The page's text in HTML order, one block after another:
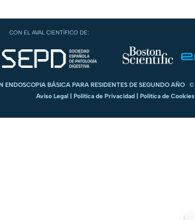
CON EL AVAL CIENTÍFICO DE:
ENDOSCOPIA BÁSICA PARA RESIDENTES DE SEGUNDO AÑO ©
Aviso Legal
Política de Privacidad Política de Cookies